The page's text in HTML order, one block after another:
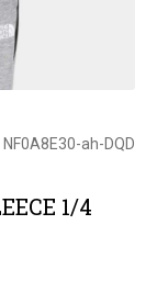
NF0A8E30-ah-DQD
1/4